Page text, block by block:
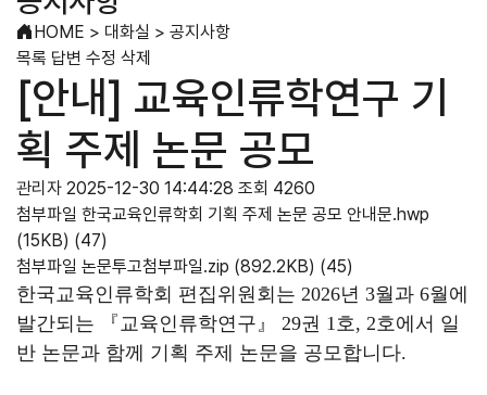
HOME > 대화실 > 공지사항
목록 답변 수정 삭제
[안내] 교육인류학연구 기
획 주제 논문 공모
관리자 2025-12-30 14:44:28 조회 4260
첨부파일 한국교육인류학회 기획 주제 논문 공모 안내문.hwp
(15KB) (47)
첨부파일 논문투고첨부파일.zip (892.2KB) (45)
한국교육인류학회 편집위원회는 2026년 3월과 6월에
발간되는 『교육인류학연구』 29권 1호, 2호에서 일
반 논문과 함께 기획 주제 논문을 공모합니다.